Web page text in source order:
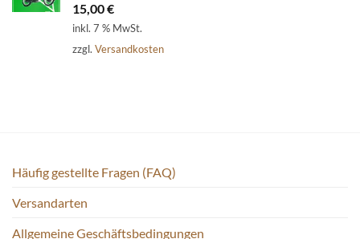
15,00€
inkl. 7 % MwSt.
zzgl. Versandkosten
Häufig gestellte Fragen (FAQ)
Versandarten
Allgemeine Geschäftsbedingungen